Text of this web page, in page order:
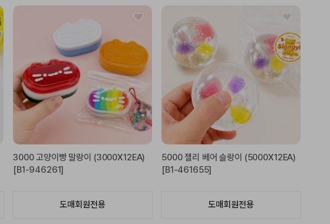
3000 고양이빵 말랑이 (3000X12EA)
[B1-946261]
도매회원전용
5000 젤리 베어 슬랑이 (5000X12EA)
[B1-461655]
도매회원전용